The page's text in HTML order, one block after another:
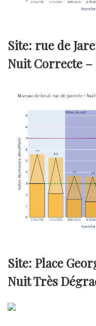
Site: rue de
Nuit Correcte –
Site: Place
Nuit Très